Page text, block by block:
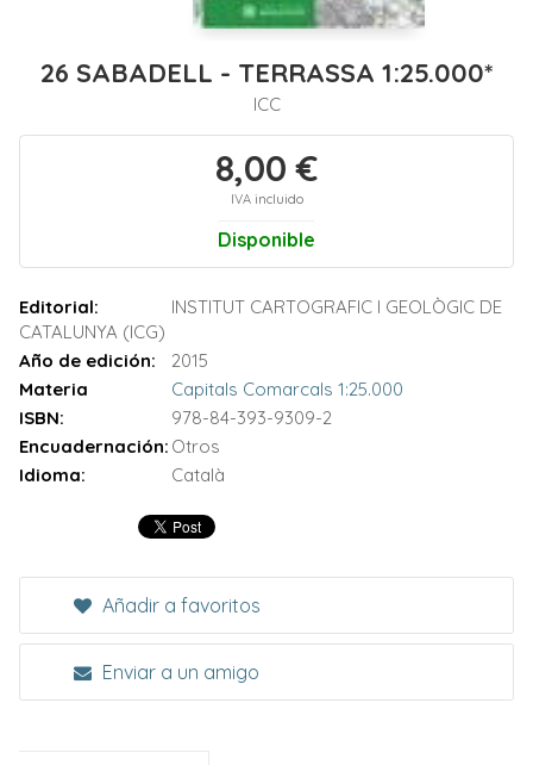
26 SABADELL - TERRASSA 1:25.000*
ICC
8,00 €
IVA incluido
Disponible
Editorial:
INSTITUT CARTOGRAFIC I GEOLÒGIC DE
CATALUNYA (ICG)
Año de edición:
2015
Materia
Capitals Comarcals 1:25.000
ISBN:
978-84-393-9309-2
Encuadernación: Otros
Idioma:
Català
Añadir a favoritos
Enviar a un amigo